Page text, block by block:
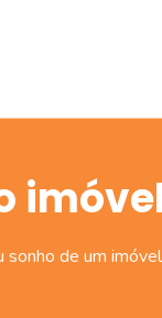
sonho de um